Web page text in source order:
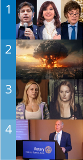
1
2
3
4